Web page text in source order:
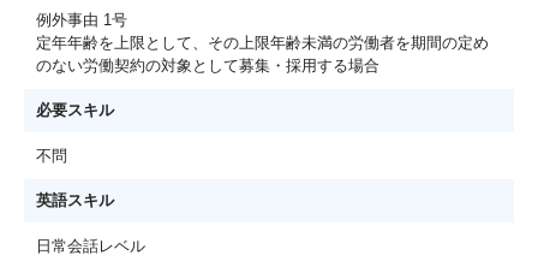
例外事由 1号
定年年齢を上限として、その上限年齢未満の労働者を期間の定め
のない労働契約の対象として募集・採用する場合
必要スキル
不問
英語スキル
日常会話レベル